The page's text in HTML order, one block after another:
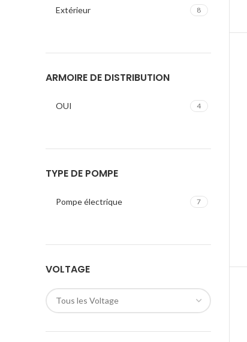
Extérieur 8
ARMOIRE DE DISTRIBUTION
OUI 4
TYPE DE POMPE
Pompe électrique 7
VOLTAGE
Tous les Voltage